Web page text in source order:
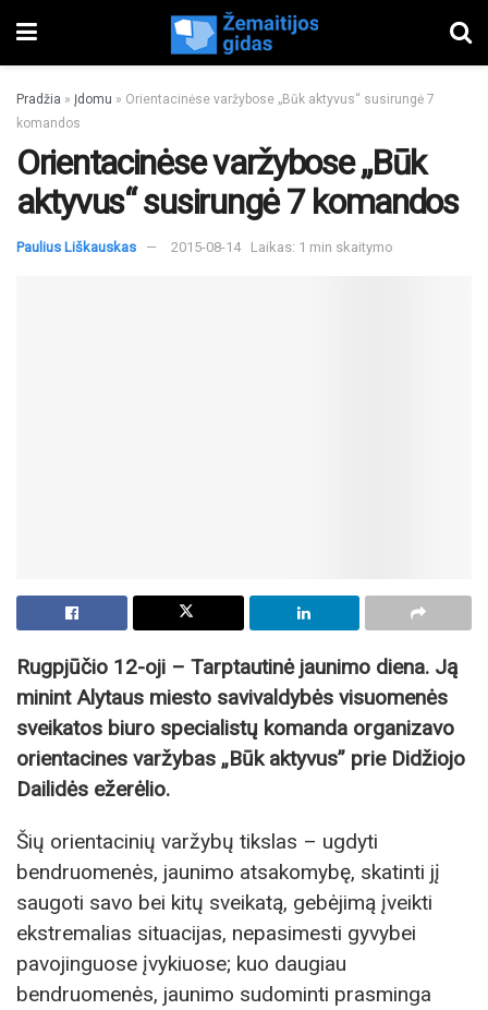
Pradžia » Įdomu » Orientacinėse varžybose „Būk aktyvus“ susirungė 7
komandos
Orientacinėse varžybose „Būk
aktyvus“ susirungė 7 komandos
Paulius Liškauskas 2015-08-14 Laikas: 1 min skaitymo
Rugpjūčio 12-oji – Tarptautinė jaunimo diena. Ją
minint Alytaus miesto savivaldybės visuomenės
sveikatos biuro specialistų komanda organizavo
orientacines varžybas „Būk aktyvus” prie Didžiojo
Dailidės ežerėlio.
Šių orientacinių varžybų tikslas – ugdyti
bendruomenės, jaunimo atsakomybę, skatinti jį
saugoti savo bei kitų sveikatą, gebėjimą įveikti
ekstremalias situacijas, nepasimesti gyvybei
pavojinguose įvykiuose; kuo daugiau
bendruomenės, jaunimo sudominti prasminga